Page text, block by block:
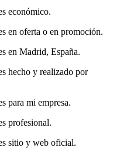
económico.
en oferta o en promoción.
en Madrid, España.
hecho y realizado por
para mi empresa.
profesional.
sitio y web oficial.